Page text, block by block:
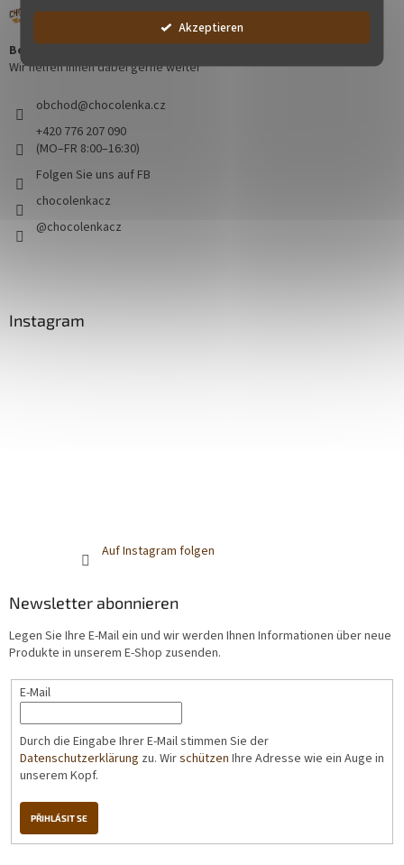
Akzeptieren
Benötigen Sie Beratung bei der Auswahl eines Geschenks?
Wir helfen Ihnen dabei gerne weiter
obchod@chocolenka.cz
+420 776 207 090
(MO–FR 8:00–16:30)
Folgen Sie uns auf FB
chocolenkacz
@chocolenkacz
Instagram
Auf Instagram folgen
Newsletter abonnieren
Legen Sie Ihre E-Mail ein und wir werden Ihnen Informationen über neue
Produkte in unserem E-Shop zusenden.
E-Mail
Durch die Eingabe Ihrer E-Mail stimmen Sie der
Datenschutzerklärung zu. Wirschützen Ihre Adresse wie ein Auge in
unserem Kopf.
PŘIHLÁSIT SE